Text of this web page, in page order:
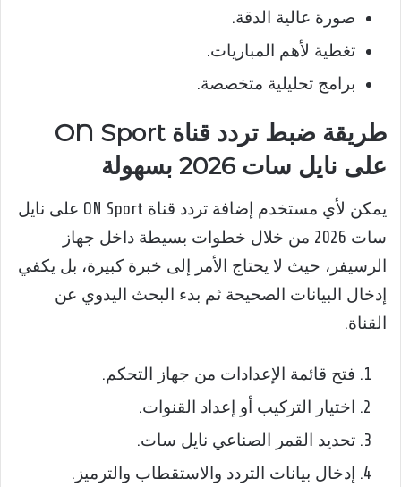
صورة عالية الدقة.
تغطية لأهم المباريات.
برامج تحليلية متخصصة.
طريقة ضبط تردد قناة ON Sport
على نايل سات 2026 بسهولة
يمكن لأي مستخدم إضافة تردد قناة ON Sport على نايل
سات 2026 من خلال خطوات بسيطة داخل جهاز
الرسيفر، حيث لا يحتاج الأمر إلى خبرة كبيرة، بل يكفي
إدخال البيانات الصحيحة ثم بدء البحث اليدوي عن
القناة.
فتح قائمة الإعدادات من جهاز التحكم.
اختيار التركيب أو إعداد القنوات.
تحديد القمر الصناعي نايل سات.
إدخال بيانات التردد والاستقطاب والترميز.